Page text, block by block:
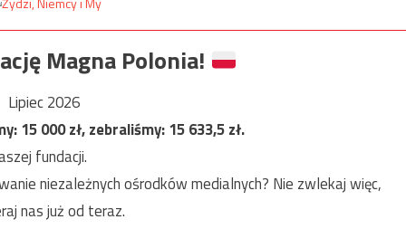
Magna Polonia!
Lipiec 2026
15 000zł, zebraliśmy:15 633,5zł.
fundacji.
niezależnych ośrodków medialnych? Nie zwlekaj więc,
nas już od teraz.